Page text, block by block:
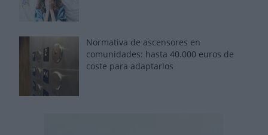
Normativa de ascensores en
comunidades: hasta 40.000 euros de
coste para adaptarlos